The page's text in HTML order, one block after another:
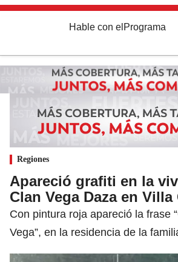
Hable con el Programa
Regiones
Apareció grafiti en la
Clan Vega Daza en Villa
Con pintura roja apareció la frase
Vega”, en la residencia de la